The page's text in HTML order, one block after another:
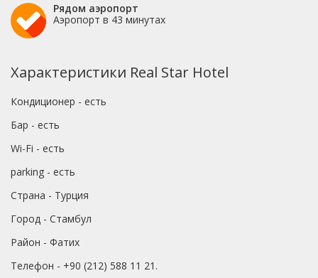
Рядом аэропорт
Аэропорт в 43 минутах
Характеристики Real Star Hotel
Кондиционер - есть
Бар - есть
Wi-Fi - есть
parking - есть
Страна - Турция
Город - Стамбул
Район - Фатих
Телефон - +90 (212) 588 11 21.